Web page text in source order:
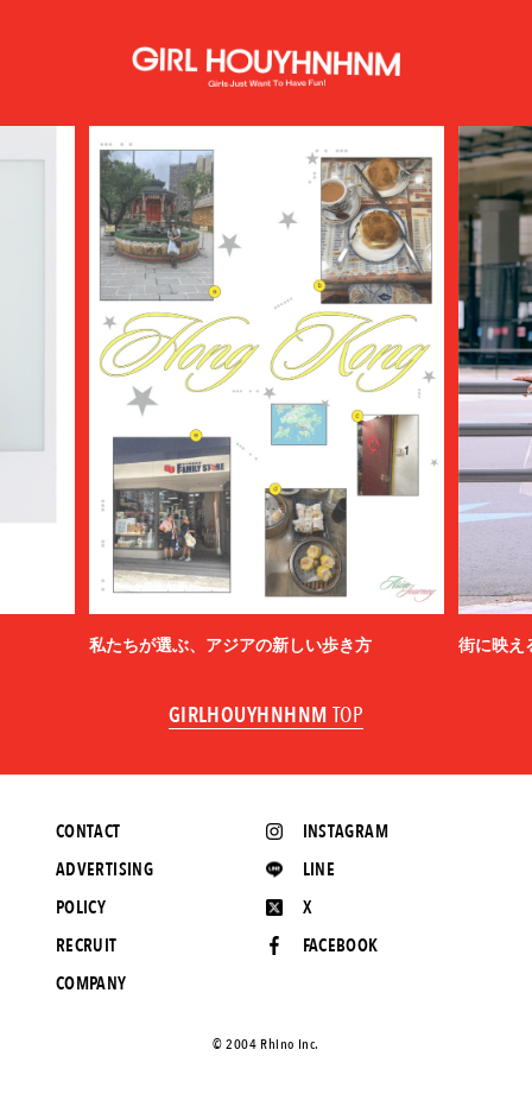
私たちが選ぶ、アジアの新しい歩き方 街に映え
GIRLHOUYHNHNM TOP
INSTAGRAM
LINE
X
FACEBOOK
CONTACT
ADVERTISING
POLICY
RECRUIT
COMPANY
©️ 2004 Rhino Inc.